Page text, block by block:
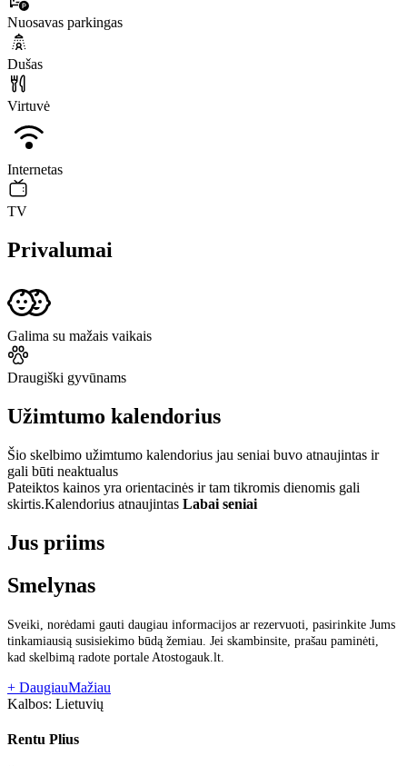
Nuosavas parkingas
Dušas
Virtuvė
Internetas
TV
Privalumai
Galima su mažais vaikais
Draugiški gyvūnams
Užimtumo kalendorius
Šio skelbimo užimtumo kalendorius jau seniai buvo atnaujintas ir
gali būti neaktualus
Pateiktos kainos yra orientacinės ir tam tikromis dienomis gali
skirtis.Kalendorius atnaujintas Labai seniai
Jus priims
Smelynas
Sveiki, norėdami gauti daugiau informacijos ar rezervuoti, pasirinkite Jums
tinkamiausią susisiekimo būdą žemiau. Jei skambinsite, prašau paminėti,
kad skelbimą radote portale Atostogauk.lt.
+ DaugiauMažiau
Kalbos: Lietuvių
Rentu Plius